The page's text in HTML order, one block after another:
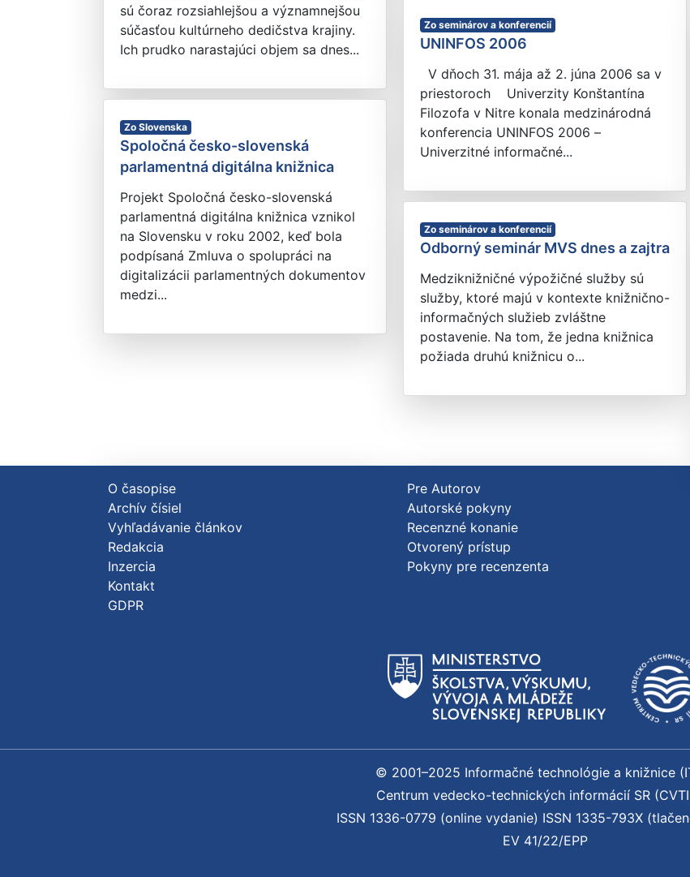
sú čoraz rozsiahlejšou a významnejšou
súčasťou kultúrneho dedičstva krajiny.
Ich prudko narastajúci objem sa dnes...
Zo Slovenska
Spoločná česko-slovenská
parlamentná digitálna knižnica
Projekt Spoločná česko-slovenská
parlamentná digitálna knižnica vznikol
na Slovensku v roku 2002, keď bola
podpísaná Zmluva o spolupráci na
digitalizácii parlamentných dokumentov
medzi...
Zo seminárov a konferencií
UNINFOS 2006
V dňoch 31. mája až 2. júna 2006 sa v
priestoroch Univerzity Konštantína
Filozofa v Nitre konala medzinárodná
konferencia UNINFOS 2006 –
Univerzitné informačné...
Zo seminárov a konferencií
Odborný seminár MVS dnes a zajtra
Medziknižničné výpožičné služby sú
služby, ktoré majú v kontexte knižnično-
informačných služieb zvláštne
postavenie. Na tom, že jedna knižnica
požiada druhú knižnicu o...
O časopise
Archív čísiel
Vyhľadávanie článkov
Redakcia
Inzercia
Kontakt
GDPR
Pre Autorov
Autorské pokyny
Recenzné konanie
Otvorený prístup
Pokyny pre recenzenta
© 2001–2025 Informačné technológie a knižnice
Centrum vedecko-technických informácií SR (CVTI
ISSN 1336-0779 (online vydanie) ISSN 1335-793X
EV 41/22/EPP